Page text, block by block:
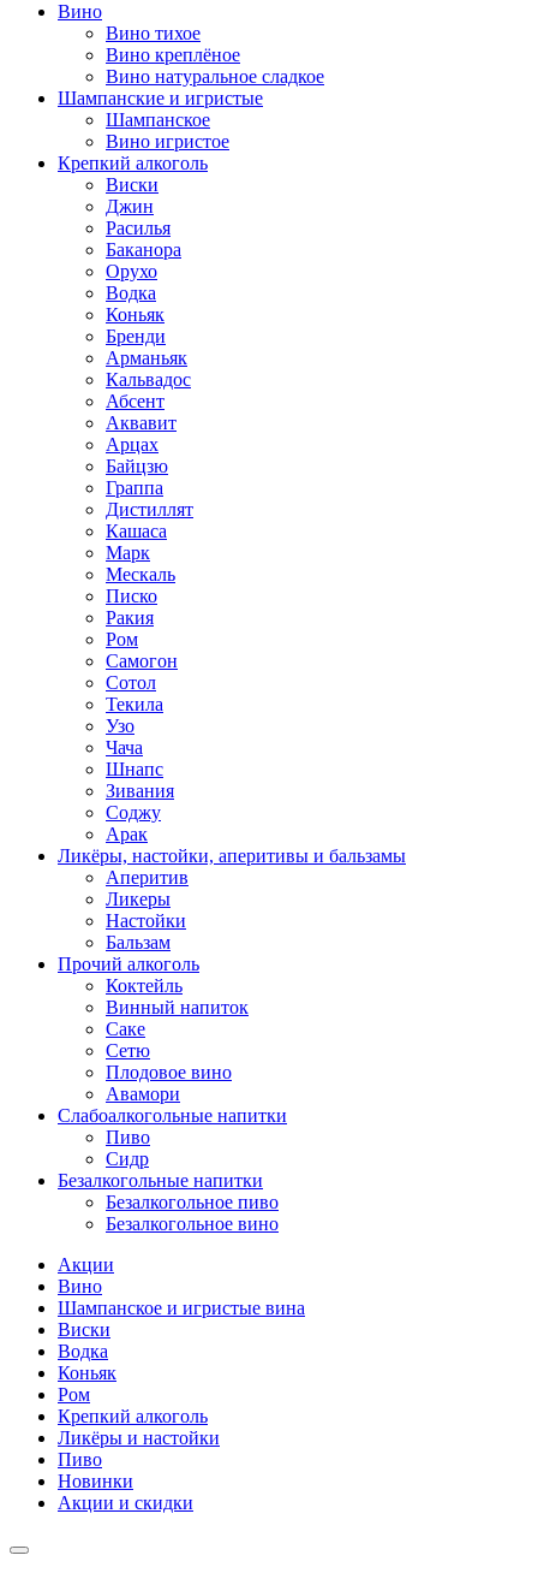
Вино
Вино тихое
Вино креплёное
Вино натуральное сладкое
Шампанские и игристые
Шампанское
Вино игристое
Крепкий алкоголь
Виски
Джин
Расилья
Баканора
Орухо
Водка
Коньяк
Бренди
Арманьяк
Кальвадос
Абсент
Аквавит
Арцах
Байцзю
Граппа
Дистиллят
Кашаса
Марк
Мескаль
Писко
Ракия
Ром
Самогон
Сотол
Текила
Узо
Чача
Шнапс
Зивания
Соджу
Арак
Ликёры, настойки, аперитивы и бальзамы
Аперитив
Ликеры
Настойки
Бальзам
Прочий алкоголь
Коктейль
Винный напиток
Саке
Сетю
Плодовое вино
Авамори
Слабоалкогольные напитки
Пиво
Сидр
Безалкогольные напитки
Безалкогольное пиво
Безалкогольное вино
Акции
Вино
Шампанское и игристые вина
Виски
Водка
Коньяк
Ром
Крепкий алкоголь
Ликёры и настойки
Пиво
Новинки
Акции и скидки